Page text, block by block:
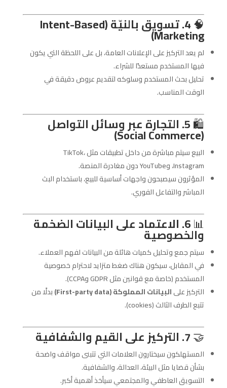
🧠 4. تسويق بالنيّة (Intent-Based
Marketing)
لم يعد التركيز على الإعلانات العامة، بل على اللحظة التي يكون
فيها المستخدم مستعدًا للشراء.
تحليل بحث المستخدم وسلوكه لتقديم عروض دقيقة في
الوقت المناسب.
🛍️ 5. التجارة عبر وسائل التواصل
(Social Commerce)
البيع سيتم مباشرة من داخل تطبيقات مثل TikTok،
Instagram، وYouTube دون مغادرة المنصة.
المؤثرون سيصبحون واجهات أساسية للبيع، باستخدام البث
المباشر والتفاعل الفوري.
📊 6. الاعتماد على البيانات الضخمة
والخصوصية
سيتم جمع وتحليل كميات هائلة من البيانات لفهم العملاء.
في المقابل، سيكون هناك ضغط متزايد لاحترام خصوصية
المستخدم (خاصة مع قوانين مثل GDPR وCCPA).
التركيز علىالبيانات المملوكة (First-party data)
بدلًا من
تتبع الطرف الثالث (cookies).
🤝7. التركيز على القيم والشفافية
المستهلكون سيختارون العلامات التي تتبنى مواقف واضحة
بشأن قضايا مثل البيئة، العدالة، والشفافية.
التسويق العاطفي والمجتمعي سيأخذ أهمية أكبر.